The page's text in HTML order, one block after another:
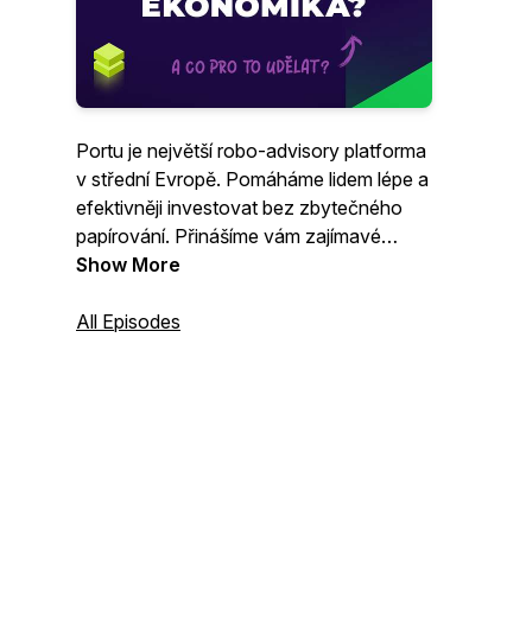
Portu je největší robo-advisory platforma
v střední Evropě. Pomáháme lidem lépe a
efektivněji investovat bez zbytečného
papírování. Přinášíme vám zajímavé
novinky ze světa investic a rozhovory.
Show More
All Episodes